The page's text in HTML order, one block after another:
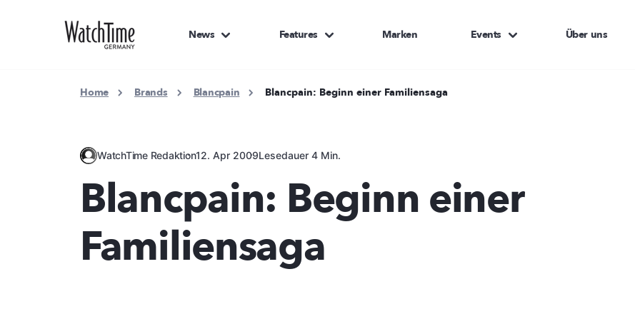
News Features Marken Events Über uns
Home Brands Blancpain Blancpain: Beginn einer Familiensaga
WatchTime Redaktion12. Apr 2009Lesedauer 4 Min.
Blancpain: Beginn einer
Familiensaga